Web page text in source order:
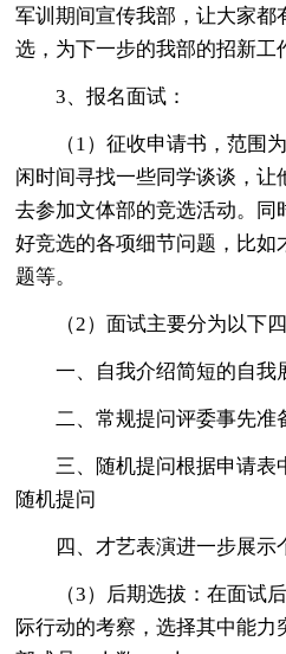
军训期间宣传我部，让大家都
选，为下一步的我部的招新工
3、报名面试：
（1）征收申请书，范围为
闲时间寻找一些同学谈谈，让
去参加文体部的竞选活动。同
好竞选的各项细节问题，比如
题等。
（2）面试主要分为以下四
一、自我介绍简短的自我
二、常规提问评委事先准
三、随机提问根据申请表
随机提问
四、才艺表演进一步展示
（3）后期选拔：在面试后
际行动的考察，选择其中能